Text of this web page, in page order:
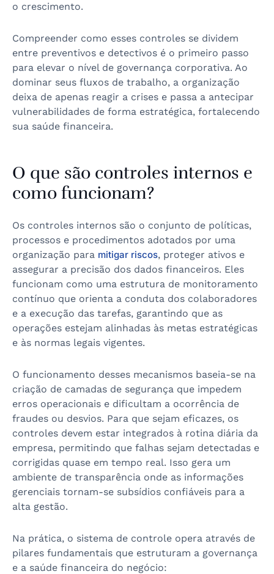
o crescimento.
Compreender como esses controles se dividem
entre preventivos e detectivos é o primeiro passo
para elevar o nível de governança corporativa. Ao
dominar seus fluxos de trabalho, a organização
deixa de apenas reagir a crises e passa a antecipar
vulnerabilidades de forma estratégica, fortalecendo
sua saúde financeira.
O que são controles internos e
como funcionam?
Os controles internos são o conjunto de políticas,
processos e procedimentos adotados por uma
organização para mitigar riscos, proteger ativos e
assegurar a precisão dos dados financeiros. Eles
funcionam como uma estrutura de monitoramento
contínuo que orienta a conduta dos colaboradores
e a execução das tarefas, garantindo que as
operações estejam alinhadas às metas estratégicas
e às normas legais vigentes.
O funcionamento desses mecanismos baseia-se na
criação de camadas de segurança que impedem
erros operacionais e dificultam a ocorrência de
fraudes ou desvios. Para que sejam eficazes, os
controles devem estar integrados à rotina diária da
empresa, permitindo que falhas sejam detectadas e
corrigidas quase em tempo real. Isso gera um
ambiente de transparência onde as informações
gerenciais tornam-se subsídios confiáveis para a
alta gestão.
Na prática, o sistema de controle opera através de
pilares fundamentais que estruturam a governança
e a saúde financeira do negócio: